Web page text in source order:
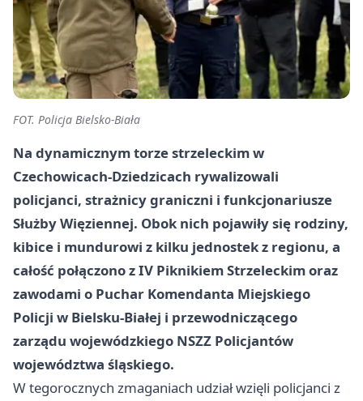
FOT. Policja Bielsko-Biała
Na dynamicznym torze strzeleckim w
Czechowicach-Dziedzicach rywalizowali
policjanci, strażnicy graniczni i funkcjonariusze
Służby Więziennej. Obok nich pojawiły się rodziny,
kibice i mundurowi z kilku jednostek z regionu, a
całość połączono zIV Piknikiem Strzeleckimoraz
zawodami o Puchar Komendanta Miejskiego
Policji w Bielsku-Białej i przewodniczącego
zarządu wojewódzkiego NSZZ Policjantów
województwa śląskiego.
W tegorocznych zmaganiach udział wzięli policjanci z